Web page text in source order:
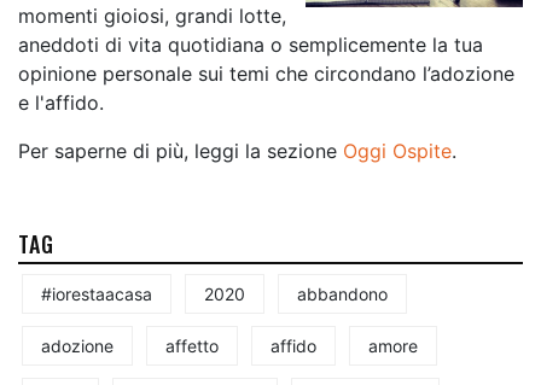
momenti gioiosi, grandi lotte,
aneddoti di vita quotidiana o semplicemente la tua
opinione personale sui temi che circondano l’adozione
e l'affido.
Per saperne di più, leggi la sezione Oggi Ospite.
TAG
#iorestaacasa 2020 abbandono
adozione affetto affido amore